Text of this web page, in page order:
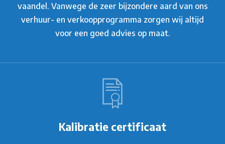
vaandel. Vanwege de zeer bijzondere aard van ons
verhuur- en verkoopprogramma zorgen wij altijd
voor een goed advies op maat.
Kalibratie certificaat